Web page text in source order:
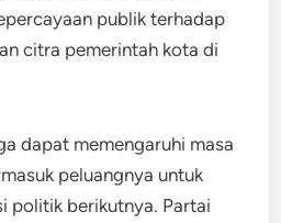
publik terhadap
citra pemerintah kota di
dapat memengaruhi masa
peluangnya untuk
politik berikutnya. Partai